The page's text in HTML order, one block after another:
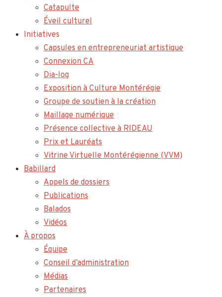
Catapulte
Éveil culturel
Initiatives
Capsules en entrepreneuriat artistique
Connexion CA
Dia-log
Exposition à Culture Montérégie
Groupe de soutien à la création
Maillage numérique
Présence collective à RIDEAU
Prix et Lauréats
Vitrine Virtuelle Montérégienne (VVM)
Babillard
Appels de dossiers
Publications
Balados
Vidéos
À propos
Équipe
Conseil d’administration
Médias
Partenaires